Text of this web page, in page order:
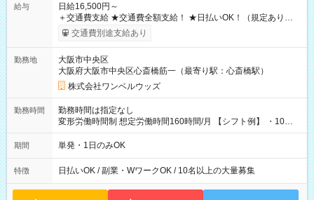
給与
日給16,500円～
＋交通費支給 ★交通費全額支給！ ★日払いOK！（規定あり） ┗
働いたその日に現金GET♪ お仕事後はコンビニATMから 日払
交通費別途支給あり
勤務地
大阪市中央区
大阪府大阪市中央区心斎橋筋一（最寄り駅：心斎橋駅）
株式会社ワンベルウッズ
勤務時間
勤務時間は指定なし
変形労働時間制 想定労働時間160時間/月 【シフト例】 ・10：
00～20：00
期間 単発・1日のみOK
特徴 日払いOK / 副業・WワークOK / 10名以上の大量募集